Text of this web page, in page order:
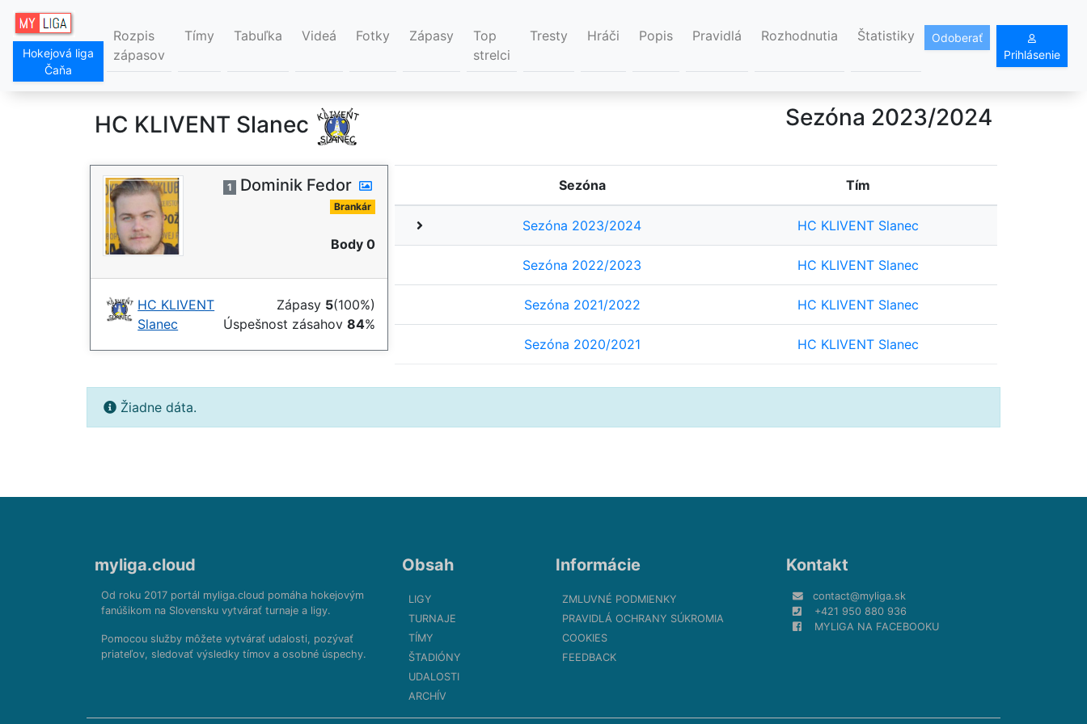
Hokejová liga
Čaňa
Rozpis
zápasov
Tímy Tabuľka Videá Fotky Zápasy
Top
strelci
Tresty Hráči Popis Pravidlá Rozhodnutia Štatistiky
Odoberať
Prihlásenie
HC KLIVENT Slanec Sezóna 2023/2024
1 Dominik Fedor
Brankár
Body 0
HC KLIVENT
Slanec
Zápasy 5(100%)
Úspešnost zásahov 84%
Sezóna Tím
Sezóna 2023/2024 HC KLIVENT Slanec
Sezóna 2022/2023 HC KLIVENT Slanec
Sezóna 2021/2022 HC KLIVENT Slanec
Sezóna 2020/2021 HC KLIVENT Slanec
Žiadne dáta.
myliga.cloud
Od roku 2017 portál myliga.cloud pomáha hokejovým
fanúšikom na Slovensku vytvárať turnaje a ligy.
Pomocou služby môžete vytvárať udalosti, pozývať
priateľov, sledovať výsledky tímov a osobné úspechy.
Obsah
LIGY
TURNAJE
TÍMY
ŠTADIÓNY
UDALOSTI
ARCHÍV
Informácie
ZMLUVNÉ PODMIENKY
PRAVIDLÁ OCHRANY SÚKROMIA
COOKIES
FEEDBACK
Kontakt
contact@myliga.sk
+421 950 880 936
MYLIGA NA FACEBOOKU